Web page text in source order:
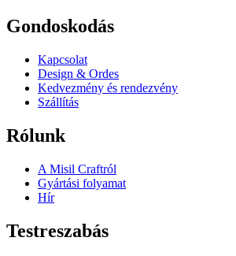
Gondoskodás
Kapcsolat
Design & Ordes
Kedvezmény és rendezvény
Szállítás
Rólunk
A Misil Craftról
Gyártási folyamat
Hír
Testreszabás